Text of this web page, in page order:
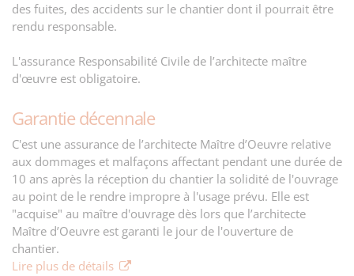
des fuites, des accidents sur le chantier dont il pourrait être
rendu responsable.
L'assurance Responsabilité Civile de l’architecte maître
d'œuvre est obligatoire.
Garantie décennale
C'est une assurance de l’architecte Maître d’Oeuvre relative
aux dommages et malfaçons affectant pendant une durée de
10 ans après la réception du chantier la solidité de l'ouvrage
au point de le rendre impropre à l'usage prévu. Elle est
"acquise" au maître d'ouvrage dès lors que l’architecte
Maître d’Oeuvre est garanti le jour de l'ouverture de
chantier.
Lire plus de détails